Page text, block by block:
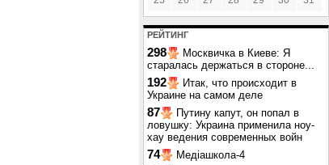
РЕЙТИНГ
298
Москвичка в Киеве: Я
старалась держаться в стороне...
192
Итак, что происходит в
Украине на самом деле
87
Путину капут, он попал в
ловушку: Украина применила ноу-
хау ведения современных войн
74 Медіашкола-4